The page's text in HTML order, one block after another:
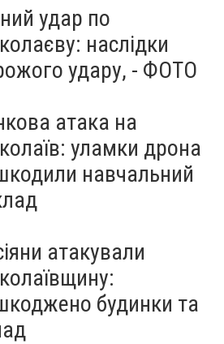
удар по
наслідки
удару, - ФОТО
атака на
уламки дрона
навчальний
атакували
будинки та